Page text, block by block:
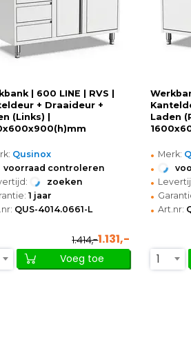
| 600 LINE | RVS |
+ Draaideur +
(Links) |
Qusinox
voorraad controleren
zoeken
1 jaar
QUS-4014.0661-L
1.414,-1.131,-
Voeg toe
Laden
• Merk:
•
•
•
• Art.nr:
1